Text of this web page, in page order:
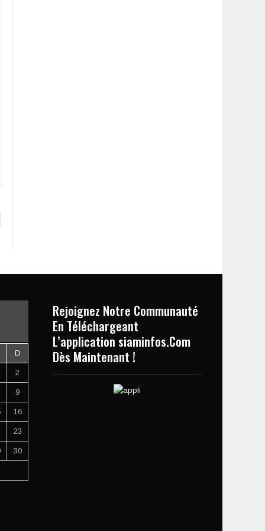
D
2
9
16
23
30
Rejoignez Notre Communauté
En Téléchargeant
L’application siaminfos.Com
Dès Maintenant !